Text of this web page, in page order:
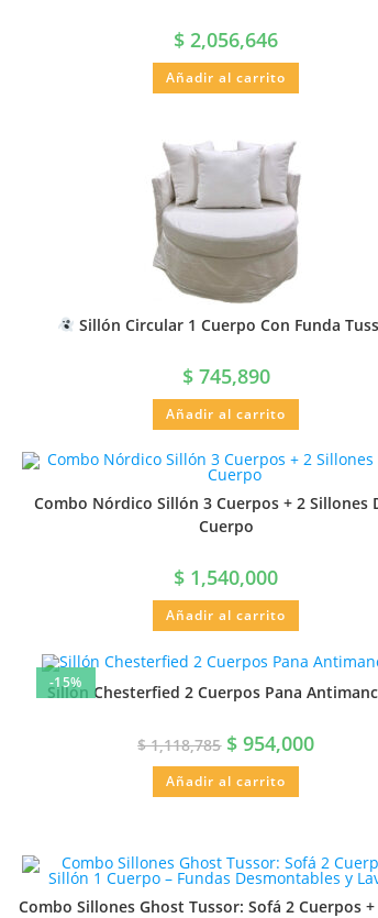
$ 2,056,646
Añadir al carrito
Sillón Circular 1 Cuerpo Con Funda
$745,890
Añadir al carrito
Combo Nórdico Sillón 3 Cuerpos + 2 Sillones
Cuerpo
$ 1,540,000
Añadir al carrito
-15%
Sillón Chesterfied 2 Cuerpos Pana
$1,118,785 $ 954,000
Añadir al carrito
Combo Sillones Ghost Tussor: Sofá 2 Cuerpos